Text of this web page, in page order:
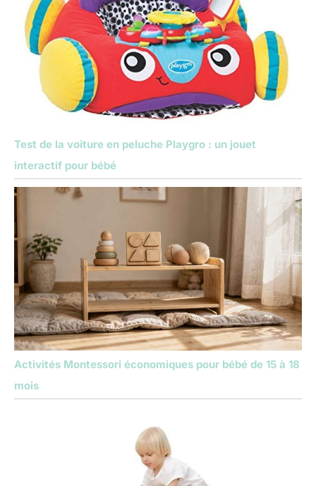
Test de la voiture en peluche Playgro : un jouet
interactif pour bébé
Activités Montessori économiques pour bébé de 15 à 18
mois